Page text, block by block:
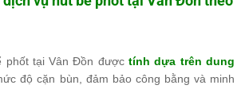
phốt tại Vân Đồn đượctính dựa trên dung
độ cặn bùn, đảm bảo công bằng và minh